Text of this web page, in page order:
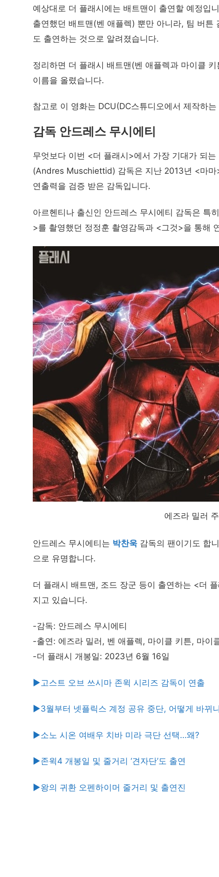
예상대로 더 플래시에는 배트맨이 출연할 예정입
출연했던 배트맨(벤 애플렉) 뿐만 아니라, 팀 버
도 출연하는 것으로 알려졌습니다.
정리하면 더 플래시 배트맨(벤 애플렉과 마이클
이름을 올렸습니다.
참고로 이 영화는 DCU(DC스튜디오에서 제작하
감독 안드레스 무시에티
무엇보다 이번 <더 플래시>에서 가장 기대가 되
(Andres Muschiettid) 감독은 지난 2013년 <마
연출력을 검증 받은 감독입니다.
아르헨티나 출신인 안드레스 무시에티 감독은 특
>를 촬영했던 정정훈 촬영감독과 <그것>을 통해
에즈라 밀러
안드레스 무시에티는 박찬욱 감독의 팬이기도 합
으로 유명합니다.
더 플래시 배트맨, 조드 장군 등이 출연하는 <더
지고 있습니다.
-감독: 안드레스 무시에티
-출연: 에즈라 밀러, 벤 애플렉, 마이클 키튼, 마이
-더 플래시 개봉일: 2023년 6월 16일
▶고스트 오브 쓰시마 존윅 시리즈 감독이 연출
▶3월부터 넷플릭스 계정 공유 중단, 어떻게 바뀌
▶소노 시온 여배우 치바 미라 극단 선택…왜?
▶존윅4 개봉일 및 줄거리 ‘견자단’도 출연
▶왕의 귀환 오펜하이머 줄거리 및 출연진